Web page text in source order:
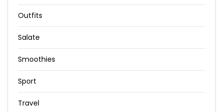
Outfits
Salate
Smoothies
Sport
Travel